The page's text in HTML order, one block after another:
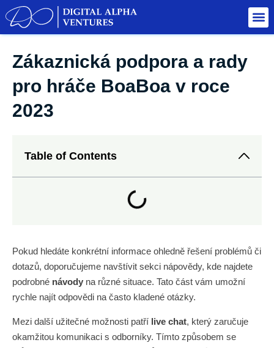
Zákaznická podpora a rady
pro hráče BoaBoa v roce
2023
Table of Contents
Pokud hledáte konkrétní informace ohledně řešení problémů či
dotazů, doporučujeme navštívit sekci nápovědy, kde najdete
podrobné návody na různé situace. Tato část vám umožní
rychle najít odpovědi na často kladené otázky.
Mezi další užitečné možnosti patří live chat, který zaručuje
okamžitou komunikaci s odborníky. Tímto způsobem se